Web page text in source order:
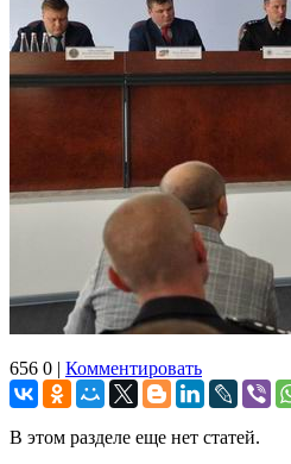
656 0 | Комментировать
В этом разделе еще нет статей.